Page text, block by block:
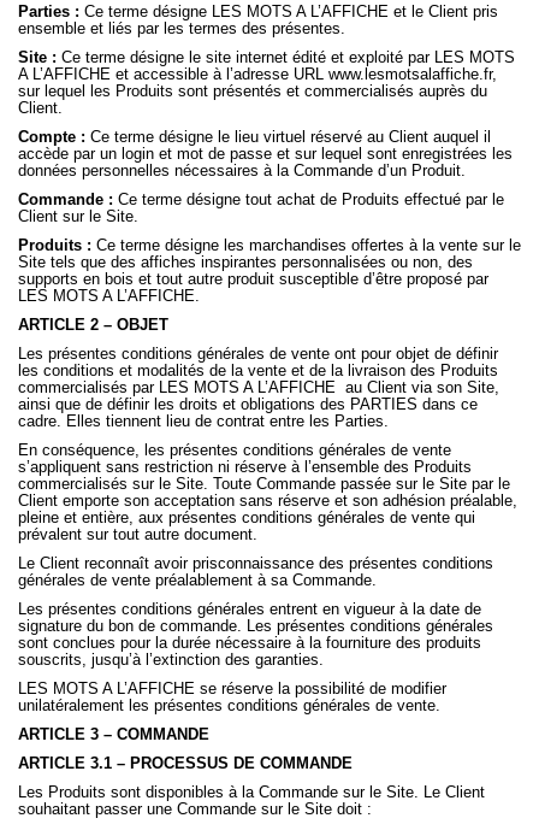
Parties : Ce terme désigne LES MOTS A L’AFFICHE et le Client pris
ensemble et liés par les termes des présentes.
Site : Ce terme désigne le site internet édité et exploité par LES MOTS
A L’AFFICHE et accessible à l’adresse URL www.lesmotsalaffiche.fr,
sur lequel les Produits sont présentés et commercialisés auprès du
Client.
Compte : Ce terme désigne le lieu virtuel réservé au Client auquel il
accède par un login et mot de passe et sur lequel sont enregistrées les
données personnelles nécessaires à la Commande d’un Produit.
Commande : Ce terme désigne tout achat de Produits effectué par le
Client sur le Site.
Produits : Ce terme désigne les marchandises offertes à la vente sur le
Site tels que des affiches inspirantes personnalisées ou non, des
supports en bois et tout autre produit susceptible d’être proposé par
LES MOTS A L’AFFICHE.
ARTICLE 2 – OBJET
Les présentes conditions générales de vente ont pour objet de définir
les conditions et modalités de la vente et de la livraison des Produits
commercialisés par LES MOTS A L’AFFICHE au Client via son Site,
ainsi que de définir les droits et obligations des PARTIES dans ce
cadre. Elles tiennent lieu de contrat entre les Parties.
En conséquence, les présentes conditions générales de vente
s’appliquent sans restriction ni réserve à l’ensemble des Produits
commercialisés sur le Site. Toute Commande passée sur le Site par le
Client emporte son acceptation sans réserve et son adhésion préalable,
pleine et entière, aux présentes conditions générales de vente qui
prévalent sur tout autre document.
Le Client reconnaît avoir prisconnaissance des présentes conditions
générales de vente préalablement à sa Commande.
Les présentes conditions générales entrent en vigueur à la date de
signature du bon de commande. Les présentes conditions générales
sont conclues pour la durée nécessaire à la fourniture des produits
souscrits, jusqu’à l’extinction des garanties.
LES MOTS A L’AFFICHE se réserve la possibilité de modifier
unilatéralement les présentes conditions générales de vente.
ARTICLE 3 – COMMANDE
ARTICLE 3.1 – PROCESSUS DE COMMANDE
Les Produits sont disponibles à la Commande sur le Site. Le Client
souhaitant passer une Commande sur le Site doit :